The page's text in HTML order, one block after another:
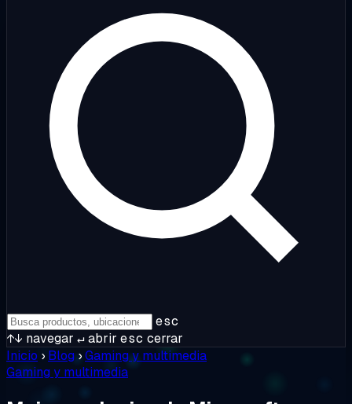
esc
↑↓ navegar ↵abrir esc cerrar
Inicio › Blog ›Gaming y multimedia
Gaming y multimedia